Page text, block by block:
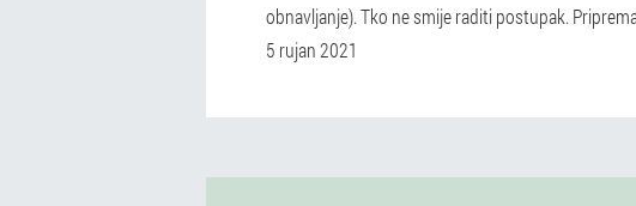
obnavljanje). Tko ne smije raditi postupak.
5 rujan 2021